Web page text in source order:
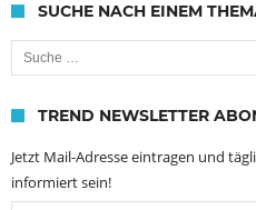
SUCHE NACH EINEM
Suche nach:
TREND NEWSLETTER
Jetzt Mail-Adresse eintragen und
informiert sein!
Email